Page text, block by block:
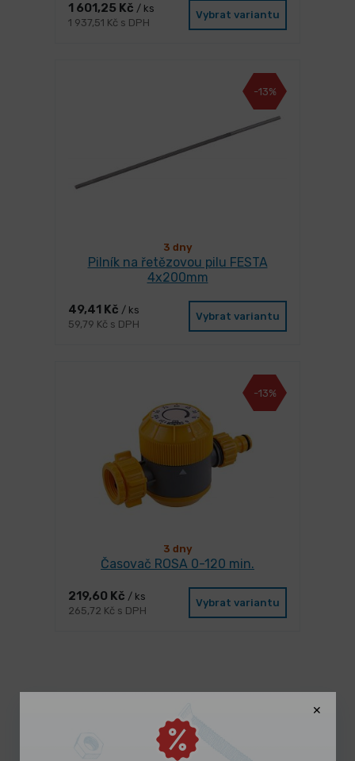
1 601,25 Kč / ks
1 937,51 Kč s DPH
Vybrat variantu
-13%
3 dny
Pilník na řetězovou pilu FESTA
4x200mm
49,41 Kč / ks
59,79 Kč s DPH
Vybrat variantu
-13%
3 dny
Časovač ROSA 0-120 min.
219,60 Kč / ks
265,72 Kč s DPH
Vybrat variantu
Mohlo by se Vám líbit